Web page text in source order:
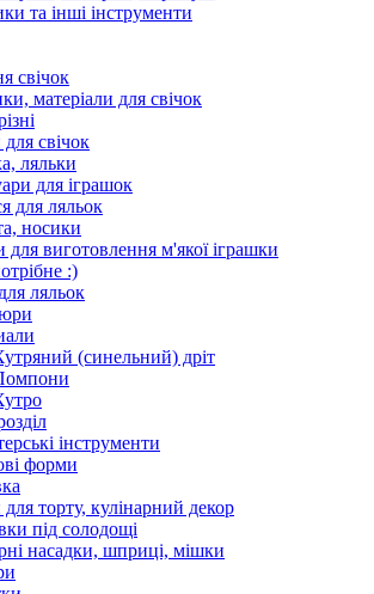
та інші інструменти
свічок
матеріали для свічок
свічок
ляльки
для іграшок
для ляльок
носики
для виготовлення м'якої іграшки
:)
ляльок
(синельний) дріт
інструменти
форми
торту, кулінарний декор
під солодощі
насадки, шприці, мішки